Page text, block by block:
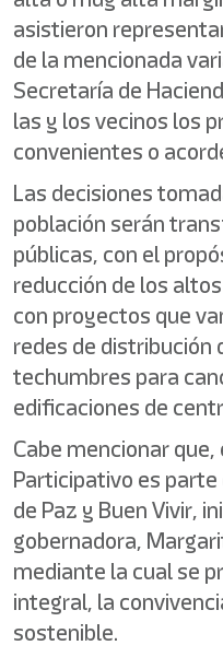
asistieron
de la mencionada
Secretaría de
las y los vecinos los
convenientes o
Las decisiones
población serán
públicas, con el
reducción de los
con proyectos que
redes de distribución
techumbres para
edificaciones de
Cabe mencionar
Participativo es
de Paz y Buen Vivir,
gobernadora,
mediante la cual se
integral, la
sostenible.